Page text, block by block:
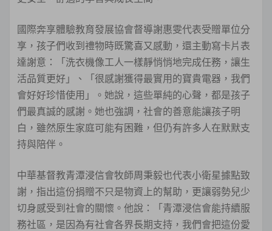
國際奔享體驗教育發展協會督導謝惠雯代表受贈單位分
享，孩子們收到禮物時既驚喜又感動，還主動寫卡片表
達謝意：「洗衣機像工人一樣靜悄悄地完成任務，讓生
活品質更好」、「很感謝獲得最實用的寶貴電器，我們
會好好珍惜使用」。她說，這些單純的心聲，都是孩子
們最真誠的感謝。她也強調，社會的善意能讓孩子明
白，雖然原生家庭可能有困難，但仍有許多人在默默支
持與陪伴。
中華基督教青潭浸信會牧師周秉毅也代表小衛星據點致
謝，指出這份捐贈不只是物資上的幫助，更讓弱勢兒少
切身感受到社會的關懷。他說：「青潭浸信會能持續服
務社區，是因為有社會各界長期支持，我們會把這份愛